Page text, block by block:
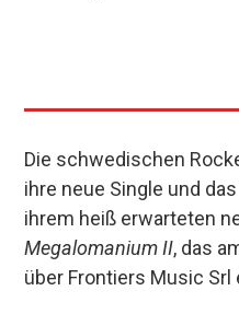
Die schwedischen
ihre neue Single und
ihrem heiß erwarteten
Megalomanium II, das
über Frontiers Music